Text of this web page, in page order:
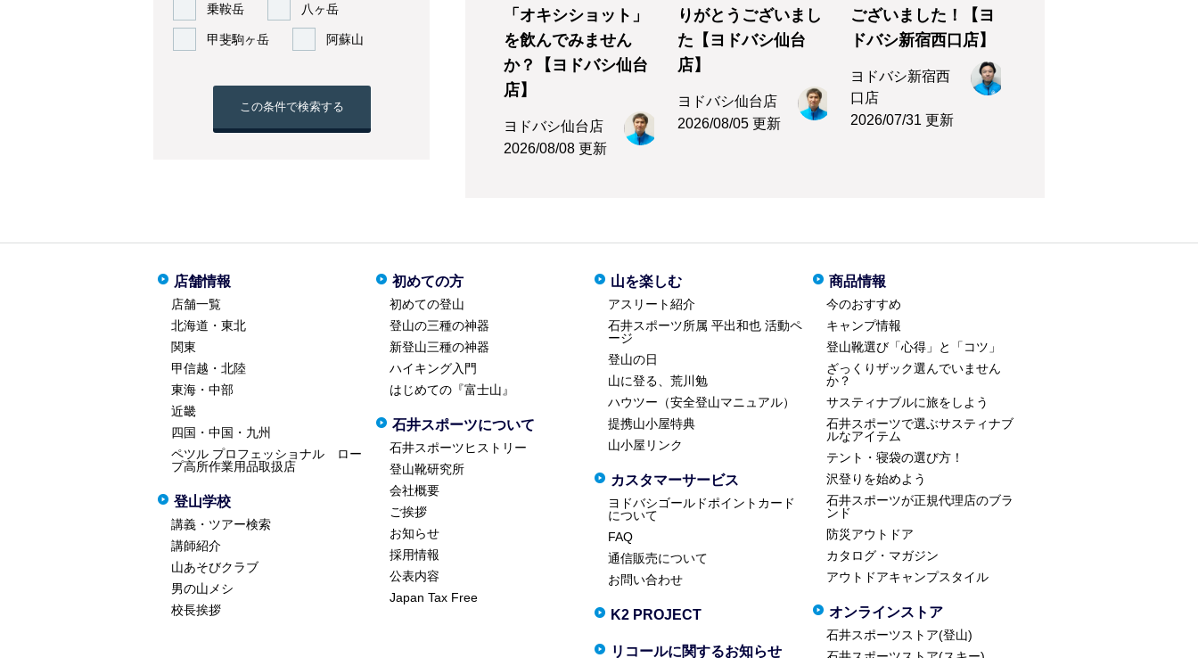
乗鞍岳 八ヶ岳
甲斐駒ヶ岳 阿蘇山
この条件で検索する
「オキシショット」
を飲んでみません
か？【ヨドバシ仙台
店】
ヨドバシ仙台店
2026/08/08 更新
りがとうございまし
た【ヨドバシ仙台
店】
ヨドバシ仙台店
2026/08/05 更新
ございました！【ヨ
ドバシ新宿西口店】
ヨドバシ新宿西
口店
2026/07/31 更新
店舗情報
店舗一覧
北海道・東北
関東
甲信越・北陸
東海・中部
近畿
四国・中国・九州
ペツル プロフェッショナル ロー
プ高所作業用品取扱店
登山学校
講義・ツアー検索
講師紹介
山あそびクラブ
男の山メシ
校長挨拶
初めての方
初めての登山
登山の三種の神器
新登山三種の神器
ハイキング入門
はじめての『富士山』
石井スポーツについて
石井スポーツヒストリー
登山靴研究所
会社概要
ご挨拶
お知らせ
採用情報
公表内容
Japan Tax Free
山を楽しむ
アスリート紹介
石井スポーツ所属 平出和也 活動ペ
ージ
登山の日
山に登る、荒川勉
ハウツー（安全登山マニュアル）
提携山小屋特典
山小屋リンク
カスタマーサービス
ヨドバシゴールドポイントカード
について
FAQ
通信販売について
お問い合わせ
K2 PROJECT
リコールに関するお知らせ
商品情報
今のおすすめ
キャンプ情報
登山靴選び「心得」と「コツ」
ざっくりザック選んでいません
か？
サスティナブルに旅をしよう
石井スポーツで選ぶサスティナブ
ルなアイテム
テント・寝袋の選び方！
沢登りを始めよう
石井スポーツが正規代理店のブラ
ンド
防災アウトドア
カタログ・マガジン
アウトドアキャンプスタイル
オンラインストア
石井スポーツストア(登山)